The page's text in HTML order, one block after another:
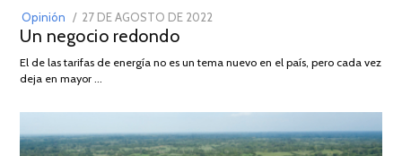
Opinión
POSTED
ON
27 DE AGOSTO DE 2022
DE
Un negocio redondo
El de las tarifas de energía no es un tema nuevo en el país, pero cada vez
deja en mayor …